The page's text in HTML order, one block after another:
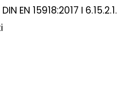
EN 15918:2017 I 6.15.2.1.